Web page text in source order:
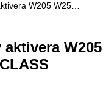
W205 W25…
W205